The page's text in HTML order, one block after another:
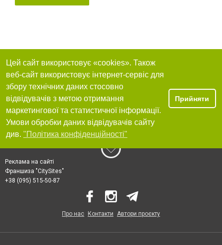
Цей сайт використовує «cookies». Також
веб-сайт використовує інтернет-сервіс для
збору технічних даних стосовно
відвідувачів з метою отримання
маркетингової та статистичної інформації.
Умови обробки даних відвідувачів сайту
див. "Політика конфіденційності"
Прийняти
Реклама на сайті
Франшиза "CitySites"
+38 (095) 515-50-87
Про нас Контакти Автори проєкту